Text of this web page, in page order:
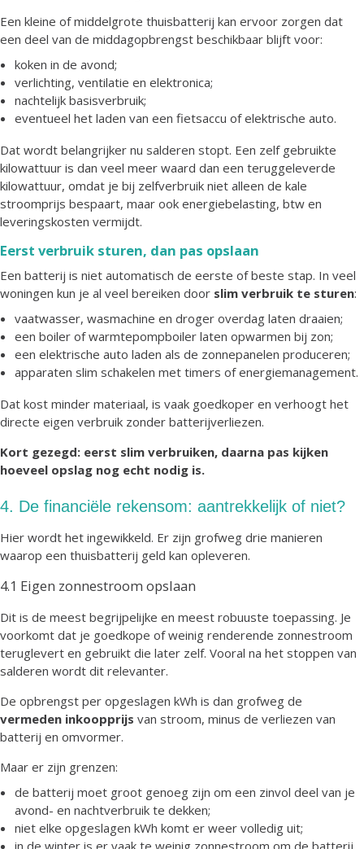
Een kleine of middelgrote thuisbatterij kan ervoor zorgen dat
een deel van de middagopbrengst beschikbaar blijft voor:
koken in de avond;
verlichting, ventilatie en elektronica;
nachtelijk basisverbruik;
eventueel het laden van een fietsaccu of elektrische auto.
Dat wordt belangrijker nu salderen stopt. Een zelf gebruikte
kilowattuur is dan veel meer waard dan een teruggeleverde
kilowattuur, omdat je bij zelfverbruik niet alleen de kale
stroomprijs bespaart, maar ook energiebelasting, btw en
leveringskosten vermijdt.
Eerst verbruik sturen, dan pas opslaan
Een batterij is niet automatisch de eerste of beste stap. In veel
woningen kun je al veel bereiken door slim verbruik te sturen:
vaatwasser, wasmachine en droger overdag laten draaien;
een boiler of warmtepompboiler laten opwarmen bij zon;
een elektrische auto laden als de zonnepanelen produceren;
apparaten slim schakelen met timers of energiemanagement.
Dat kost minder materiaal, is vaak goedkoper en verhoogt het
directe eigen verbruik zonder batterijverliezen.
Kort gezegd: eerst slim verbruiken, daarna pas kijken
hoeveel opslag nog echt nodig is.
4. De financiële rekensom: aantrekkelijk of niet?
Hier wordt het ingewikkeld. Er zijn grofweg drie manieren
waarop een thuisbatterij geld kan opleveren.
4.1 Eigen zonnestroom opslaan
Dit is de meest begrijpelijke en meest robuuste toepassing. Je
voorkomt dat je goedkope of weinig renderende zonnestroom
teruglevert en gebruikt die later zelf. Vooral na het stoppen van
salderen wordt dit relevanter.
De opbrengst per opgeslagen kWh is dan grofweg de
vermeden inkoopprijs van stroom, minus de verliezen van
batterij en omvormer.
Maar er zijn grenzen:
de batterij moet groot genoeg zijn om een zinvol deel van je
avond- en nachtverbruik te dekken;
niet elke opgeslagen kWh komt er weer volledig uit;